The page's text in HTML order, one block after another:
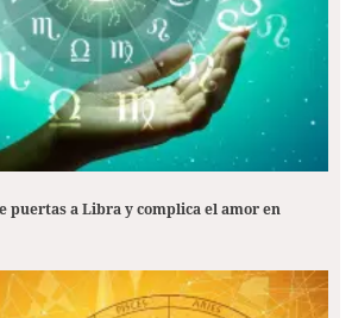
puertas a Libra y complica el amor en